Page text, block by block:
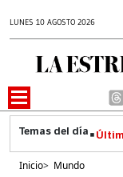
LUNES 10 AGOSTO 2026
Inicio> Mundo